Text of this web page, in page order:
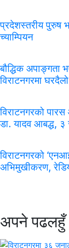
प्रदेशस्तरीय पुरुष
च्याम्पियन
बौद्धिक अपाङ्गता
विराटनगरमा घरदैलो
विराटनगरको पारस
डा. यादव आबद्ध, ३
विराटनगरको
अभिमुखीकरण,
अपनेपढलहुँ